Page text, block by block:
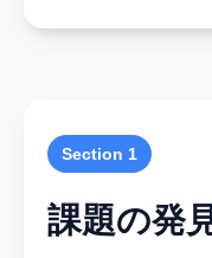
Section 1
課題の発